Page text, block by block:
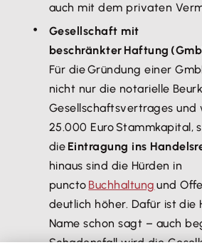
auch mit dem privaten
Gesellschaft mit
beschränkter Haftung
Für die Gründung einer
nicht nur die notarielle
Gesellschaftsvertrages und
25.000 Euro Stammkapital,
die Eintragung ins
hinaus sind die Hürden in
puncto Buchhaltung und
deutlich höher. Dafür ist
Name schon sagt – auch
Schadensfall wird die